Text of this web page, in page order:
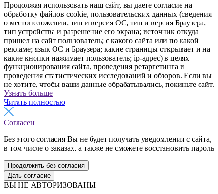
Продолжая использовать наш сайт, вы даете согласие на
обработку файлов cookie, пользовательских данных (сведения
о местоположении; тип и версия ОС; тип и версия Браузера;
тип устройства и разрешение его экрана; источник откуда
пришел на сайт пользователь; с какого сайта или по какой
рекламе; язык ОС и Браузера; какие страницы открывает и на
какие кнопки нажимает пользователь; ip-адрес) в целях
функционирования сайта, проведения ретаргетинга и
проведения статистических исследований и обзоров. Если вы
не хотите, чтобы ваши данные обрабатывались, покиньте сайт.
Узнать больше
Читать полностью
Согласен
Без этого согласия Вы не будет получать уведомления с сайта,
в том числе о заказах, а также не сможете восстановить пароль
Продолжить без согласия
Дать согласие
ВЫ НЕ АВТОРИЗОВАНЫ